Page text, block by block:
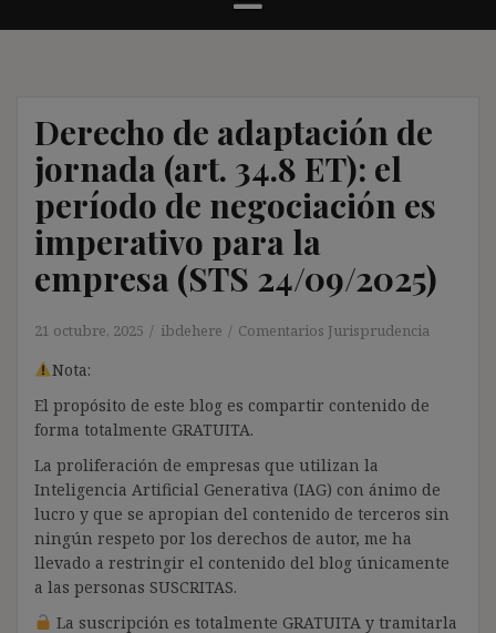
Derecho de adaptación de
jornada (art. 34.8 ET): el
período de negociación es
imperativo para la
empresa (STS 24/09/2025)
21 octubre, 2025 ibdehere Comentarios Jurisprudencia
Nota:
El propósito de este blog es compartir contenido de
forma totalmente GRATUITA.
La proliferación de empresas que utilizan la
Inteligencia Artificial Generativa (IAG) con ánimo de
lucro y que se apropian del contenido de terceros sin
ningún respeto por los derechos de autor, me ha
llevado a restringir el contenido del blog únicamente
a las personas SUSCRITAS.
La suscripción es totalmente GRATUITA y tramitarla